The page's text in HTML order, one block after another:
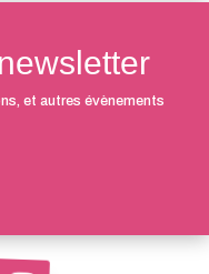
et autres évènements